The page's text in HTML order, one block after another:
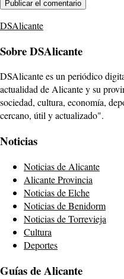
DSAlicante
Sobre DSAlicante
DSAlicante es un periódico
actualidad de Alicante y su
sociedad, cultura, economía,
cercano, útil y actualizado".
Noticias
Noticias de Alicante
Alicante Provincia
Noticias de Elche
Noticias de Benidorm
Noticias de Torrevieja
Cultura
Deportes
Guías de Alicante